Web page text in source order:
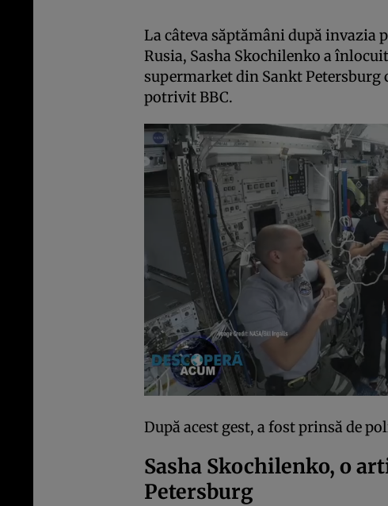
La câteva săptămâni după invazia
Rusia, Sasha Skochilenko a
supermarket din Sankt Petersburg
potrivit BBC.
După acest gest, a fost prinsă de
Sasha Skochilenko, o
Petersburg